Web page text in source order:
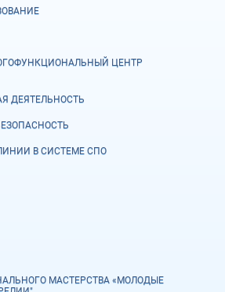
ЦЕНТР
ДЕЯТЕЛЬНОСТЬ
В СИСТЕМЕ СПО
МАСТЕРСТВА «МОЛОДЫЕ